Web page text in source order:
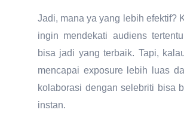
Jadi, mana ya yang lebih efektif?
ingin mendekati audiens
bisa jadi yang terbaik. Tapi,
mencapai exposure lebih luas
kolaborasi dengan selebriti bisa
instan.